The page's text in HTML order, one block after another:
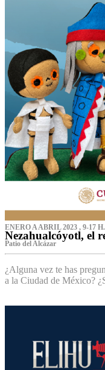
ENERO A ABRIL 2023 , 9-17 H.
Nezahualcóyotl, el
Patio del Alcázar
¿Alguna vez te has
a la Ciudad de México?